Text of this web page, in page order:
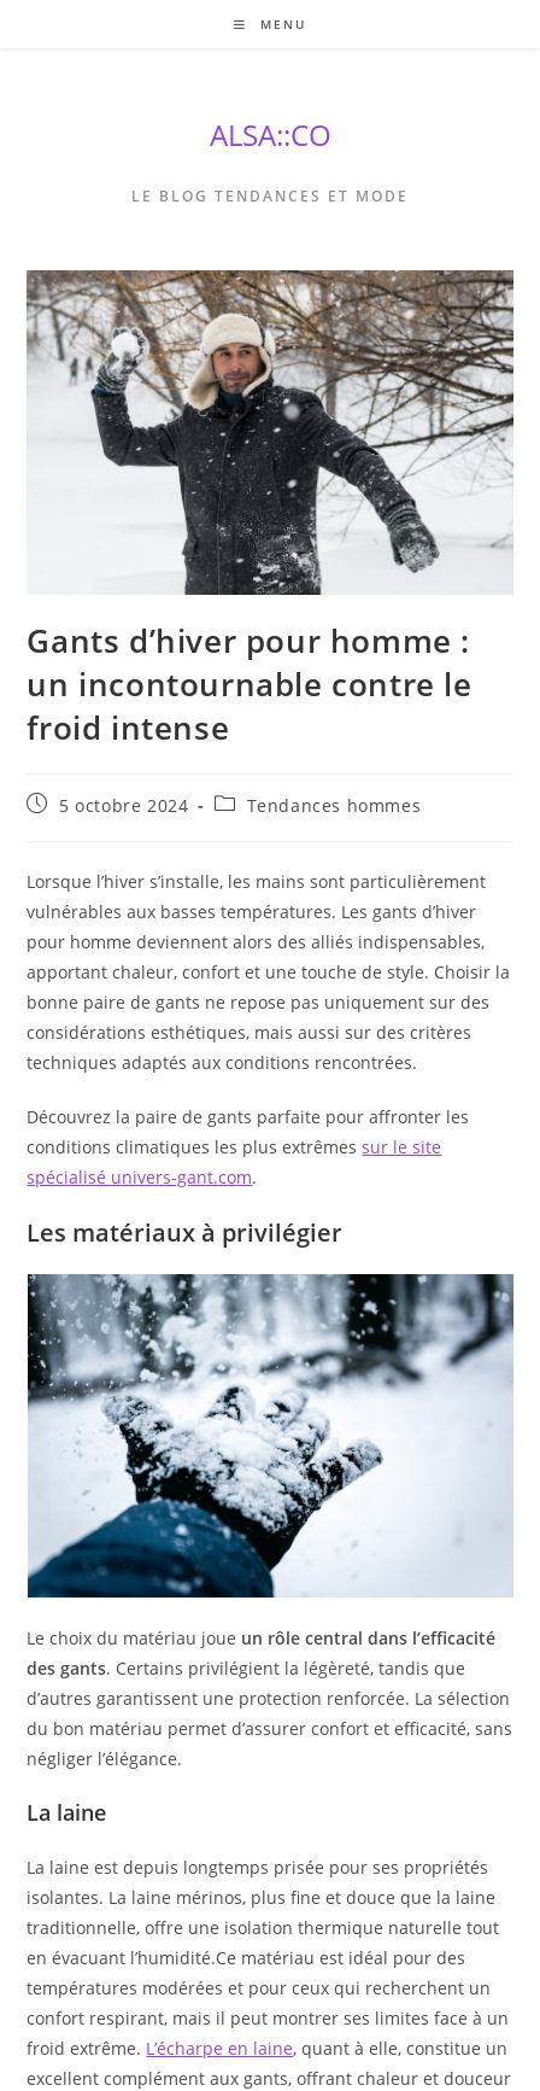
MENU
ALSA::CO
LE BLOG TENDANCES ET MODE
Gants d’hiver pour homme :
un incontournable contre le
froid intense
Publication
5 octobre 2024
PostTendances hommes
Lorsque l’hiver s’installe, les mains sont particulièrement
vulnérables aux basses températures. Les gants d’hiver
pour homme deviennent alors des alliés indispensables,
apportant chaleur, confort et une touche de style. Choisir la
bonne paire de gants ne repose pas uniquement sur des
considérations esthétiques, mais aussi sur des critères
techniques adaptés aux conditions rencontrées.
Découvrez la paire de gants parfaite pour affronter les
conditions climatiques les plus extrêmessur le site
spécialisé univers-gant.com.
Les matériaux à privilégier
Le choix du matériau joue un rôle central dans l’efficacité
des gants. Certains privilégient la légèreté, tandis que
d’autres garantissent une protection renforcée. La sélection
du bon matériau permet d’assurer confort et efficacité, sans
négliger l’élégance.
La laine
La laine est depuis longtemps prisée pour ses propriétés
isolantes. La laine mérinos, plus fine et douce que la laine
traditionnelle, offre une isolation thermique naturelle tout
en évacuant l’humidité.Ce matériau est idéal pour des
températures modérées et pour ceux qui recherchent un
confort respirant, mais il peut montrer ses limites face à un
froid extrême. L’écharpe en laine, quant à elle, constitue un
excellent complément aux gants, offrant chaleur et douceur